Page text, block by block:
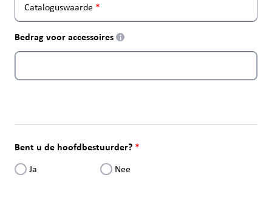
Cataloguswaarde
Bedrag voor accessoires i
Bent u de hoofdbestuurder?
Ja Nee